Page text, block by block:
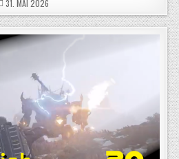
POSTED ON
31. MAI 2026